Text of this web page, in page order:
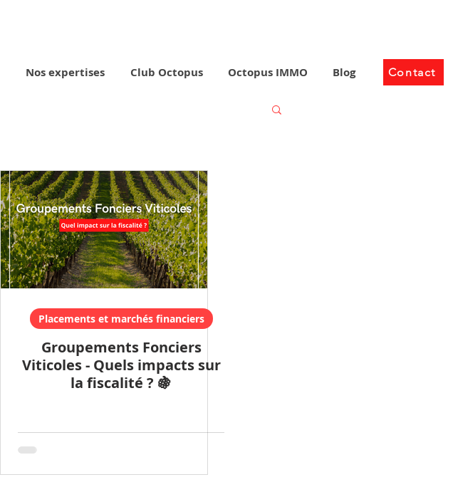
Nos expertises Club Octopus Octopus IMMO Blog Contact
Placements et marchés financiers
Groupements Fonciers
Viticoles - Quels impacts sur
la fiscalité ? 🍇